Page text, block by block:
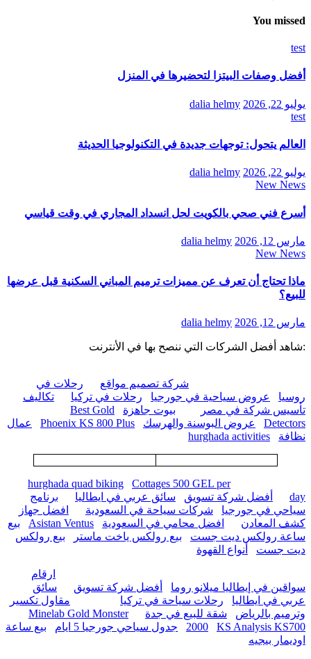
You missed
test
أفضل وصفات البيتزا لتحضيرها في المنزل
يوليو 22, 2026
dalia helmy
test
العالم يتحول: توجهات جديدة في التكنولوجيا الحديثة
يوليو 22, 2026
dalia helmy
New News
أسرع فني صحي بالكويت لحل انسداد المجاري في وقت قياسي
مارس 12, 2026
dalia helmy
New News
ماذا تحتاج أن تعرف عن مميزات ترميم المباني السكنية قبل عرضها
للبيع؟
مارس 12, 2026 dalia helmy
:شاهد أفضل الشركات التي ننصح بها في الأنترنت
شركة تصميم مواقع
رحلات في
روسيا
عروض سياحية في جورجيا رحلات في تركيا
تكاليف
تأسيس شركة في مصر
بيوت جاهزة
Best Gold
Detectors
عروض البوسنة والهرسك Phoenix KS 800 Plus
عمال
نظافة
hurghada activities
hurghada quad biking
Cottages 500 GEL per
day
أفضل شركة تسويق سائق عربي في ايطاليا
برنامج
سياحي في جورجيا
شركات سياحة في السعودية
افضل جهاز
كشف المعادن
افضل محامي في السعودية Asistan Ventus
بيع
ساعة رولكس ديت جست
بيع رولكس ياخت ماستر
بيع رولكس
ديت جست
أنواع القهوة
ارقام
سواقين في إيطاليا ميلانو روما
أفضل شركة تسويق
سائق
عربي في ايطاليا
رحلات سياحة في تركيا
مقاول تكسير
وترميم بالرياض
شقة للبيع في جدة
Minelab Gold Monster
2000
KS Analysis KS700 جدول سياحي جورجيا 5 ايام
بيع ساعة
اوديمار بيجيه